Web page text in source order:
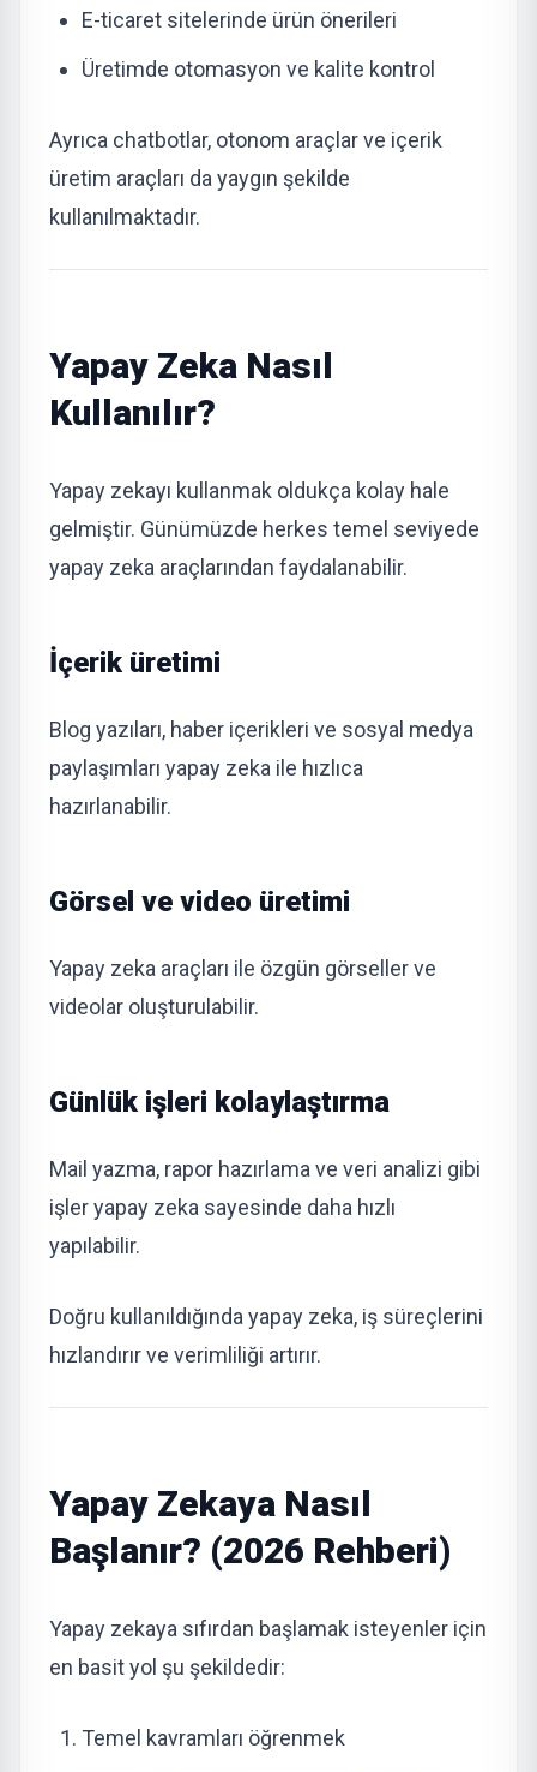
E-ticaret sitelerinde ürün önerileri
Üretimde otomasyon ve kalite kontrol
Ayrıca chatbotlar, otonom araçlar ve içerik
üretim araçları da yaygın şekilde
kullanılmaktadır.
Yapay Zeka Nasıl
Kullanılır?
Yapay zekayı kullanmak oldukça kolay hale
gelmiştir. Günümüzde herkes temel seviyede
yapay zeka araçlarından faydalanabilir.
İçerik üretimi
Blog yazıları, haber içerikleri ve sosyal medya
paylaşımları yapay zeka ile hızlıca
hazırlanabilir.
Görsel ve video üretimi
Yapay zeka araçları ile özgün görseller ve
videolar oluşturulabilir.
Günlük işleri kolaylaştırma
Mail yazma, rapor hazırlama ve veri analizi gibi
işler yapay zeka sayesinde daha hızlı
yapılabilir.
Doğru kullanıldığında yapay zeka, iş süreçlerini
hızlandırır ve verimliliği artırır.
Yapay Zekaya Nasıl
Başlanır? (2026 Rehberi)
Yapay zekaya sıfırdan başlamak isteyenler için
en basit yol şu şekildedir:
Temel kavramları öğrenmek